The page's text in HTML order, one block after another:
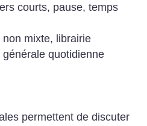
courts, pause, temps
mixte, librairie
quotidienne
permettent de discuter